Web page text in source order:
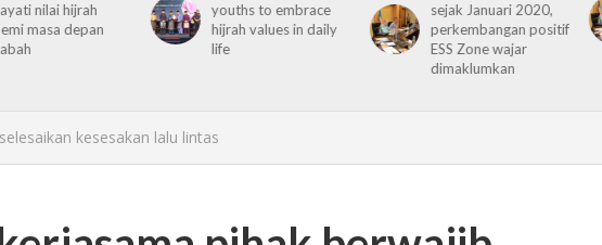
nilai hijrah
masa depan
youths to embrace
hijrah values in daily
life
sejak Januari 2020,
perkembangan positif
ESS Zone wajar
dimaklumkan
kesesakan lalu lintas